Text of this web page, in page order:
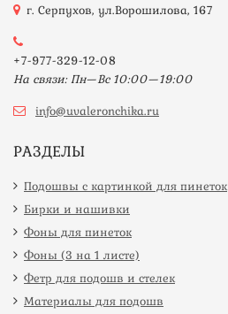
г. Серпухов, ул.Ворошилова, 167
+7-977-329-12-08
На связи: Пн—Вс 10:00—19:00
info@uvaleronchika.ru
РАЗДЕЛЫ
Подошвы с картинкой для пинеток
Бирки и нашивки
Фоны для пинеток
Фоны (3 на 1 листе)
Фетр для подошв и стелек
Материалы для подошв